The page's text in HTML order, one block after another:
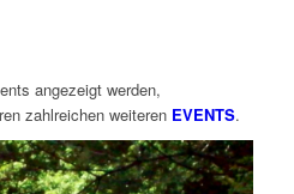
angezeigt werden,
zahlreichen weiteren EVENTS.